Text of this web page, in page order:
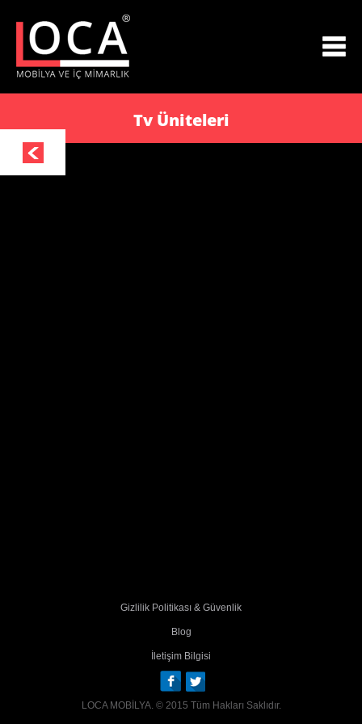
Tv Üniteleri
Gizlilik Politikası & Güvenlik
Blog
İletişim Bilgisi
LOCA MOBİLYA. © 2015 Tüm Hakları Saklıdır.